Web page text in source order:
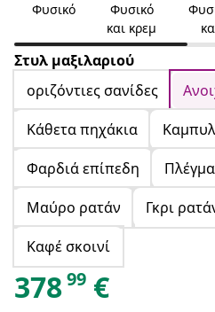
Φυσικό
Φυσικό
και κρεμ
Στυλ μαξιλαριού
οριζόντιες σανίδες
Κάθετα πηχάκια
Φαρδιά επίπεδη
Πλέγμα
Μαύρο ρατάν
Γκρι
Καφέ σκοινί
37899 €